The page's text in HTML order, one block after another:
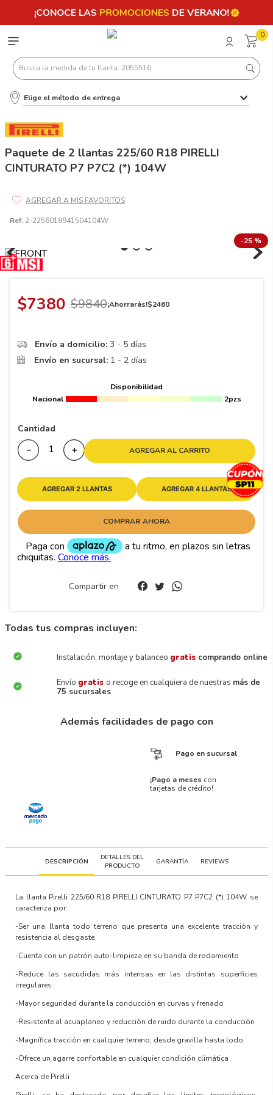
0
Busca la medida de tu llanta: 2055516
Elige el método de entrega
Paquete de 2 llantas 225/60 R18 PIRELLI
CINTURATO P7 P7C2 (*) 104W
Ref. 2-2256018941504104W
-25 %
$7380 $9840¡Ahorrarás!$2460
Envío a domicilio: 3 - 5 días
Envío en sucursal: 1 - 2 días
Disponibilidad
Nacional
2pzs
Cantidad
＋
－ AGREGAR AL CARRITO
AGREGAR 2 LLANTAS AGREGAR 4 LLANTAS
COMPRAR AHORA
Compartir en
Todas tus compras incluyen:
Instalación, montaje y balanceo gratis comprando online
Envío gratis o recoge en cualquiera de nuestras más de
75 sucursales
Además facilidades de pago con
Pago en sucursal
¡Pago a meses con
tarjetas de crédito!
DESCRIPCIÓN
DETALLES DEL
PRODUCTO
GARANTÍA REVIEWS
La llanta Pirelli 225/60 R18 PIRELLI CINTURATO P7 P7C2 (*) 104W se
caracteriza por:
-Ser una llanta todo terreno que presenta una excelente tracción y
resistencia al desgaste
-Cuenta con un patrón auto-limpieza en su banda de rodamiento
-Reduce las sacudidas más intensas en las distintas superficies
irregulares
-Mayor seguridad durante la conducción en curvas y frenado
-Resistente al acuaplaneo y reducción de ruido durante la conducción
-Magnífica tracción en cualquier terreno, desde gravilla hasta lodo
-Ofrece un agarre confortable en cualquier condición climática
Acerca de Pirelli
Términos más buscados
2
3 .225
7 245